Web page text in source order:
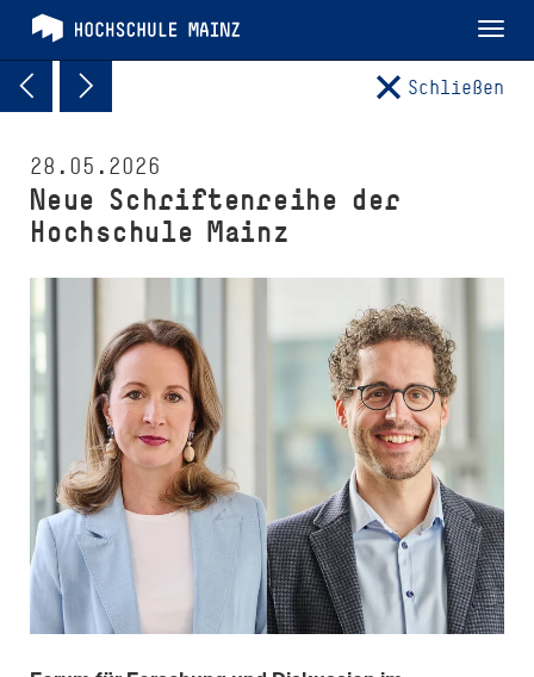
Schließen
28.05.2026
Neue Schriftenreihe der
Hochschule Mainz